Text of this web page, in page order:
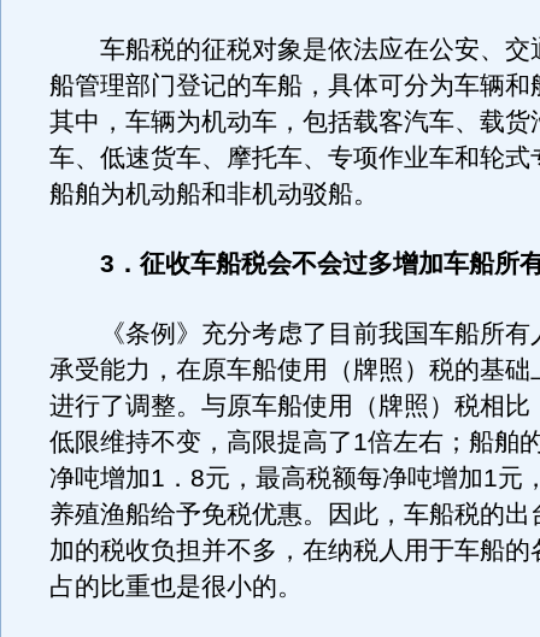
车船税的征税对象是依法应在公安、交
船管理部门登记的车船，具体可分为车辆和
其中，车辆为机动车，包括载客汽车、载货
车、低速货车、摩托车、专项作业车和轮式
船舶为机动船和非机动驳船。
3．征收车船税会不会过多增加车船所
《条例》充分考虑了目前我国车船所有
承受能力，在原车船使用（牌照）税的基础
进行了调整。与原车船使用（牌照）税相比
低限维持不变，高限提高了1倍左右；船舶
净吨增加1．8元，最高税额每净吨增加1元
养殖渔船给予免税优惠。因此，车船税的出
加的税收负担并不多，在纳税人用于车船的
占的比重也是很小的。